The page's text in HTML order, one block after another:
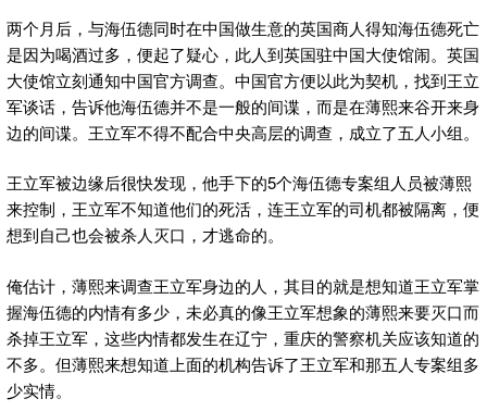
两个月后，与海伍德同时在中国做生意的英国商人得知海伍德死亡
是因为喝酒过多，便起了疑心，此人到英国驻中国大使馆闹。英国
大使馆立刻通知中国官方调查。中国官方便以此为契机，找到王立
军谈话，告诉他海伍德并不是一般的间谍，而是在薄熙来谷开来身
边的间谍。王立军不得不配合中央高层的调查，成立了五人小组。
王立军被边缘后很快发现，他手下的5个海伍德专案组人员被薄熙
来控制，王立军不知道他们的死活，连王立军的司机都被隔离，便
想到自己也会被杀人灭口，才逃命的。
俺估计，薄熙来调查王立军身边的人，其目的就是想知道王立军掌
握海伍德的内情有多少，未必真的像王立军想象的薄熙来要灭口而
杀掉王立军，这些内情都发生在辽宁，重庆的警察机关应该知道的
不多。但薄熙来想知道上面的机构告诉了王立军和那五人专案组多
少实情。